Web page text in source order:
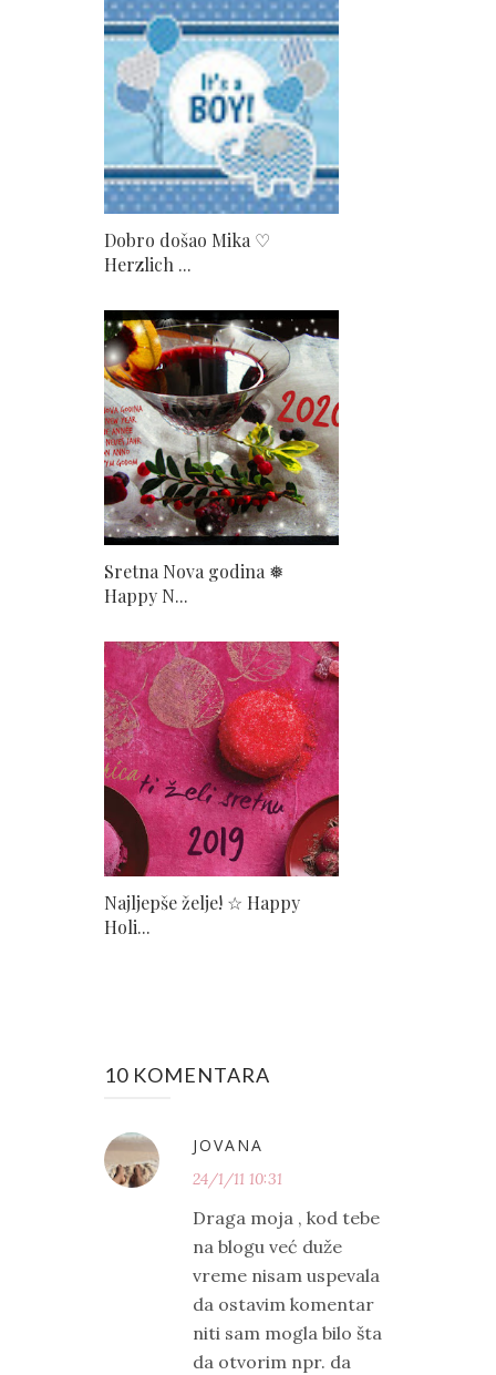
Dobro došao Mika ♡
Herzlich ...
Sretna Nova godina ❅
Happy N...
Najljepše želje! ☆ Happy
Holi...
10 KOMENTARA
JOVANA
24/1/11 10:31
Draga moja , kod tebe
na blogu već duže
vreme nisam uspevala
da ostavim komentar
niti sam mogla bilo šta
da otvorim npr. da